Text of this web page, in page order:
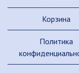
Корзина
Политика